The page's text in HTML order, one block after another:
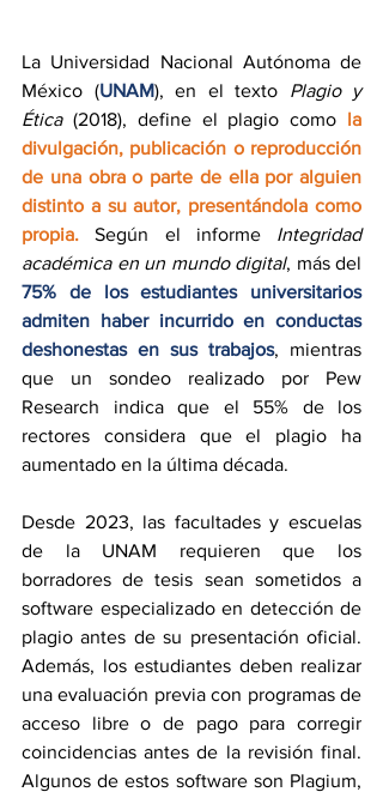
La Universidad Nacional Autónoma de
México (UNAM), en el texto Plagio y
Ética (2018), define el plagio como la
divulgación, publicación o reproducción
de una obra o parte de ella por alguien
distinto a su autor, presentándola como
propia. Según el informe Integridad
académica en un mundo digital
75% de los estudiantes universitarios
admiten haber incurrido en conductas
deshonestas en sus trabajos, mientras
que un sondeo realizado por Pew
Research indica que
el 55% de los
rectores considera que el plagio ha
aumentado en la última década.
Desde 2023, las facultades y escuelas
de la UNAM requieren que los
borradores de tesis sean sometidos a
software especializado en detección de
plagio antes de su presentación oficial.
Además, los estudiantes deben realizar
una evaluación previa con programas de
acceso libre o de pago para corregir
coincidencias antes de la revisión final.
Algunos de estos software son Plagium,